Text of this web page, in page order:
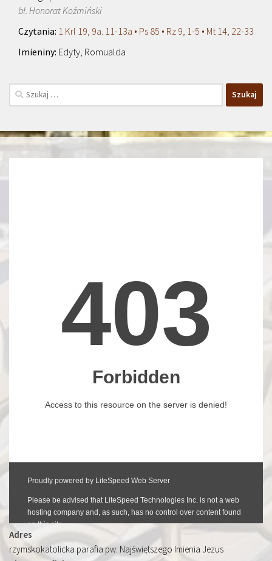
bł. Honorat Koźmiński
1 Krl 19, 9a. 11-13a • Ps 85 • Rz 9, 1-5 • Mt 14, 22-33
Edyty, Romualda
Szukaj:
Adres
rzymskokatolicka parafia pw. Najświętszego Imienia Jezus